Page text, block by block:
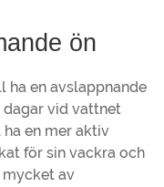
ön
ha en avslappnande
dagar vid vattnet
en mer aktiv
för sin vackra och
mycket av